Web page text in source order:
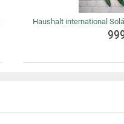
Haushalt international